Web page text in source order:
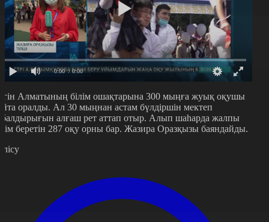
0:00 / 0:00
Алматының білім ошақтарына 300 мыңға жуық оқушы
оралды. Ал 30 мыңнан астам бүлдіршін мектеп
алғаш рет аттап отыр. Алып шаһарда жалпы
беретін 287 оқу орны бар. Жазира Оразқызы баяндайды.